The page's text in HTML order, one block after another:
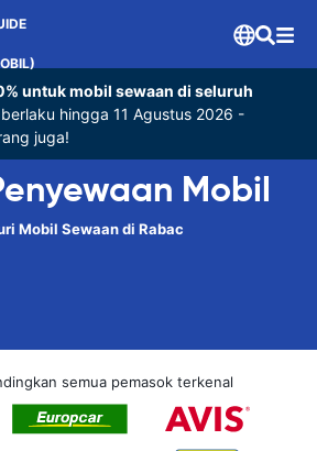
untuk mobil sewaan di seluruh
hingga 11 Agustus 2026 -
juga!
Mobil
Mobil Sewaan di Rabac
semua pemasok terkenal